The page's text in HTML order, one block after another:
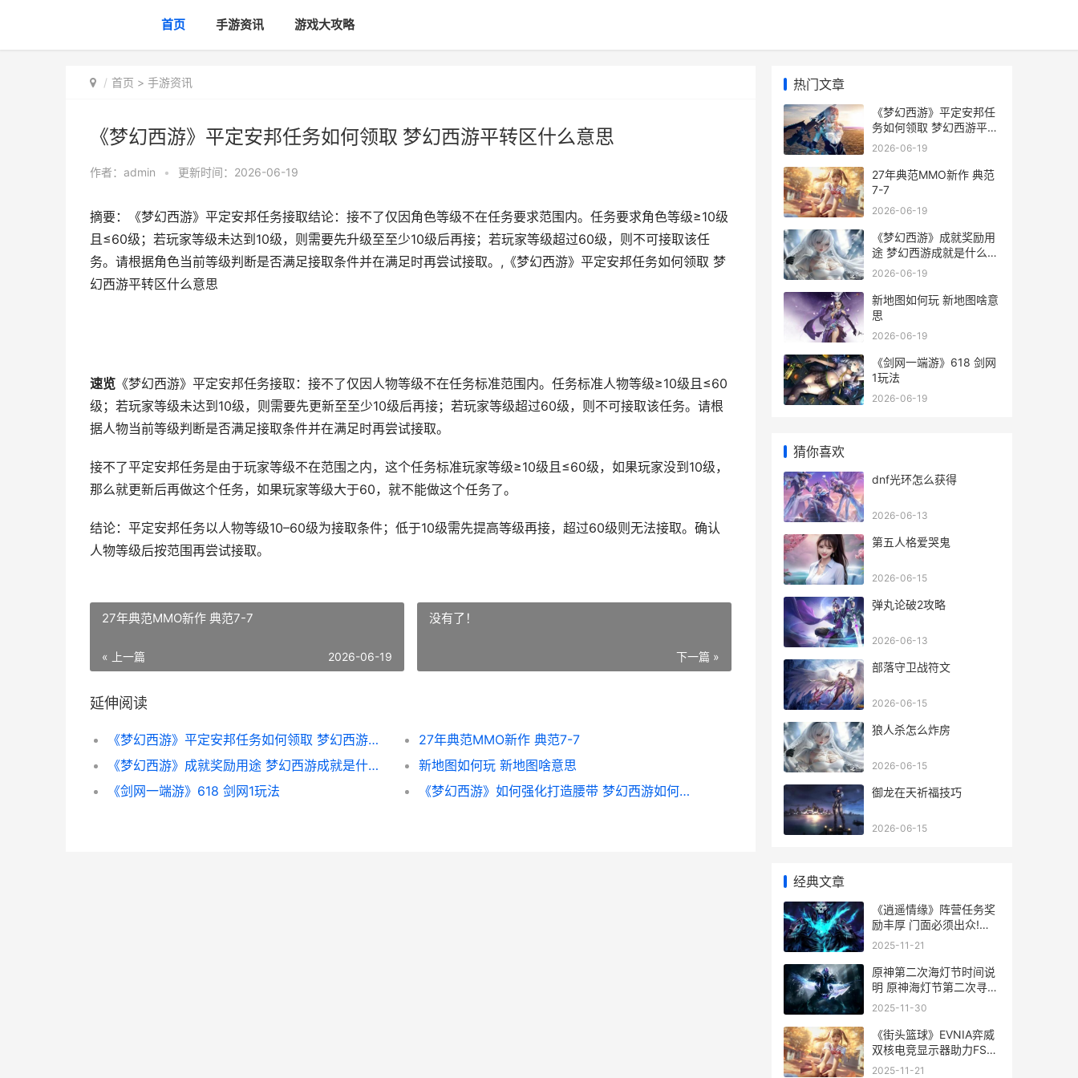
首页 手游资讯 游戏大攻略
首页 > 手游资讯
《梦幻西游》平定安邦任务如何领取 梦幻西游平转区什么意思
作者： admin • 更新时间：2026-06-19
摘要：《梦幻西游》平定安邦任务接取结论：接不了仅因角色等级不在任务要求范围内。任务要求角色等级≥10级
且≤60级；若玩家等级未达到10级，则需要先升级至至少10级后再接；若玩家等级超过60级，则不可接取该任
务。请根据角色当前等级判断是否满足接取条件并在满足时再尝试接取。,《梦幻西游》平定安邦任务如何领取 梦
幻西游平转区什么意思
速览 《梦幻西游》平定安邦任务接取：接不了仅因人物等级不在任务标准范围内。任务标准人物等级≥10级且≤60
级；若玩家等级未达到10级，则需要先更新至至少10级后再接；若玩家等级超过60级，则不可接取该任务。请根
据人物当前等级判断是否满足接取条件并在满足时再尝试接取。
接不了平定安邦任务是由于玩家等级不在范围之内，这个任务标准玩家等级≥10级且≤60级，如果玩家没到10级，
那么就更新后再做这个任务，如果玩家等级大于60，就不能做这个任务了。
结论：平定安邦任务以人物等级10–60级为接取条件；低于10级需先提高等级再接，超过60级则无法接取。确认
人物等级后按范围再尝试接取。
27年典范MMO新作 典范7-7
« 上一篇 2026-06-19
没有了！
下一篇 »
延伸阅读
《梦幻西游》平定安邦任务如何领取 梦幻西游平转区什么意思
27年典范MMO新作 典范7-7
《梦幻西游》成就奖励用途 梦幻西游成就是什么意思
新地图如何玩 新地图啥意思
《剑网一端游》618 剑网1玩法
《梦幻西游》如何强化打造腰带 梦幻西游如何退出帮派
热门文章
《梦幻西游》平定安邦任
务如何领取 梦幻西游平转
区什么意思
2026-06-19
27年典范MMO新作 典范
7-7
2026-06-19
《梦幻西游》成就奖励用
途 梦幻西游成就是什么意
思
2026-06-19
新地图如何玩 新地图啥意
思
2026-06-19
《剑网一端游》618 剑网
1玩法
2026-06-19
猜你喜欢
dnf光环怎么获得
2026-06-13
第五人格爱哭鬼
2026-06-15
弹丸论破2攻略
2026-06-13
部落守卫战符文
2026-06-15
狼人杀怎么炸房
2026-06-15
御龙在天祈福技巧
2026-06-15
经典文章
《逍遥情缘》阵营任务奖
励丰厚 门面必须出众!
《逍遥情缘》给
2025-11-21
原神第二次海灯节时间说
明 原神海灯节第二次寻找
宝藏
2025-11-30
《街头篮球》EVNIA弈威
双核电竞显示器助力FSPL
职业联赛 《街头篮球》上
2025-11-21